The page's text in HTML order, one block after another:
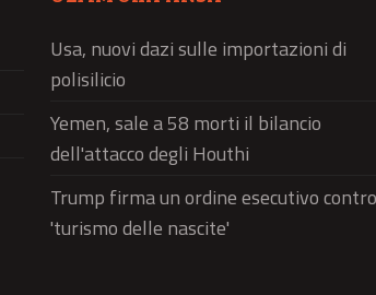
Usa, nuovi dazi sulle importazioni di
polisilicio
Yemen, sale a 58 morti il bilancio
dell'attacco degli Houthi
Trump firma un ordine esecutivo
'turismo delle nascite'